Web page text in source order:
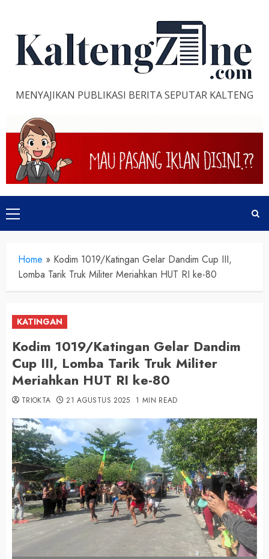
content
MENYAJIKAN PUBLIKASI BERITA SEPUTAR KALTENG
Primary
Menu
Home » Kodim 1019/Katingan Gelar Dandim Cup III,
Lomba Tarik Truk Militer Meriahkan HUT RI ke-80
KATINGAN
Kodim 1019/Katingan Gelar Dandim
Cup III, Lomba Tarik Truk Militer
Meriahkan HUT RI ke-80
TRIOKTA 21 AGUSTUS 2025 1 MIN READ